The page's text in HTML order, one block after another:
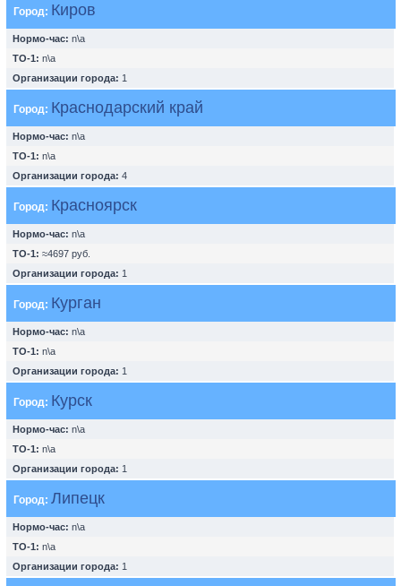
Город: Киров
Нормо-час: n\a
ТО-1: n\a
Организации города: 1
Город: Краснодарский край
Нормо-час: n\a
ТО-1: n\a
Организации города: 4
Город: Красноярск
Нормо-час: n\a
ТО-1: ≈4697 руб.
Организации города: 1
Город: Курган
Нормо-час: n\a
ТО-1: n\a
Организации города: 1
Город: Курск
Нормо-час: n\a
ТО-1: n\a
Организации города: 1
Город: Липецк
Нормо-час: n\a
ТО-1: n\a
Организации города: 1